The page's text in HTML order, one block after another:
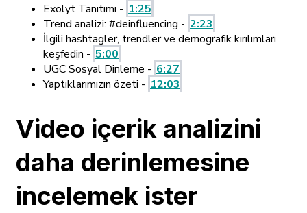
Exolyt Tanıtımı - 1:25
Trend analizi: #deinfluencing - 2:23
İlgili hashtagler, trendler ve demografik kırılımları
keşfedin - 5:00
UGC Sosyal Dinleme - 6:27
Yaptıklarımızın özeti - 12:03
Video içerik analizini
daha derinlemesine
incelemek ister